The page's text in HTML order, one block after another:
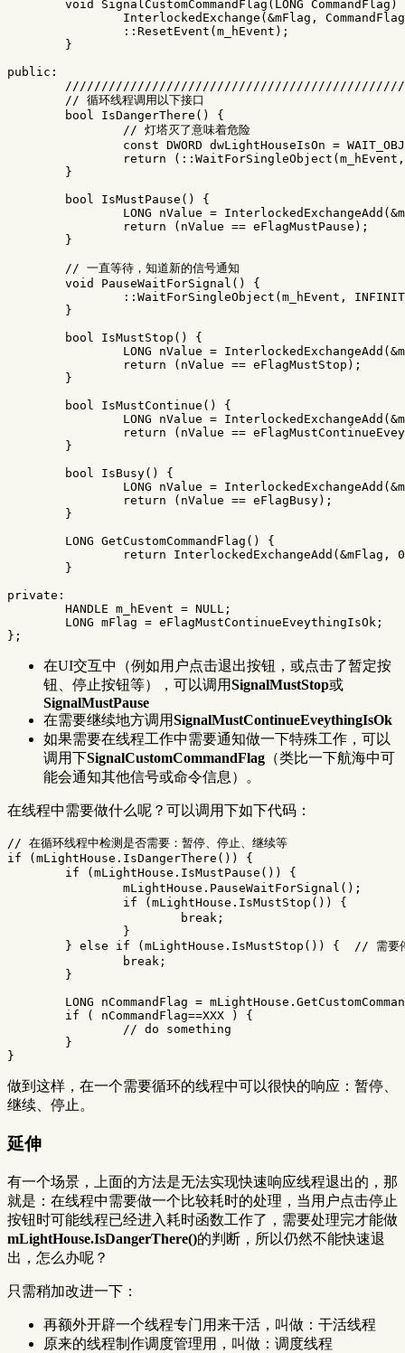
void SignalCustomCommandFlag ( LONG CommandFlag )
InterlockedExchange ( &mFlag ,
CommandFlag
:: ResetEvent ( m_hEvent );
}
public:
// 循环线程调用以下接口
bool
IsDangerThere ()
{
// 灯塔灭了意味着危险
const DWORD dwLightHouseIsOn =
return
( :: WaitForSingleObject ( m_hEvent ,
}
bool
IsMustPause ()
{
LONG
nValue = InterlockedExchangeAdd ( &
return
( nValue == eFlagMustPause );
}
// 一直等待，知道新的信号通知
void
PauseWaitForSignal ()
{
:: WaitForSingleObject ( m_hEvent ,
}
bool
IsMustStop ()
{
LONG
nValue = InterlockedExchangeAdd ( &
return
( nValue == eFlagMustStop );
}
bool
IsMustContinue ()
{
LONG
nValue = InterlockedExchangeAdd ( &
return
( nValue ==
}
bool
IsBusy()
{
LONG
nValue = InterlockedExchangeAdd ( &
return
( nValue == eFlagBusy);
}
LONG GetCustomCommandFlag ()
{
return
InterlockedExchangeAdd ( &mFlag ,
0
}
private:
HANDLE m_hEvent = NULL ;
LONG mFlag = eFlagMustContinueEveythingIsOk ;
};
在UI交互中（例如用户点击退出按钮，或点击了暂定按
钮、停止按钮等），可以调用SignalMustStop或
SignalMustPause
在需要继续地方调用SignalMustContinueEveythingIsOk
如果需要在线程工作中需要通知做一下特殊工作，可以
调用下SignalCustomCommandFlag （类比一下航海中可
能会通知其他信号或命令信息）。
在线程中需要做什么呢？可以调用下如下代码：
// 在循环线程中检测是否需要：暂停、停止、继续等
if
( mLightHouse . IsDangerThere ())
{
if
( mLightHouse . IsMustPause ())
{
mLightHouse . PauseWaitForSignal ();
if
( mLightHouse . IsMustStop ())
{
break ;
}
} else if ( mLightHouse . IsMustStop ()) {
// 需要
break ;
}
LONG
nCommandFlag = mLightHouse .
if
( nCommandFlag==XXX )
{
// do something
}
}
做到这样，在一个需要循环的线程中可以很快的响应：暂停、
继续、停止。
延伸
有一个场景，上面的方法是无法实现快速响应线程退出的，那
就是：在线程中需要做一个比较耗时的处理，当用户点击停止
按钮时可能线程已经进入耗时函数工作了，需要处理完才能做
mLightHouse.IsDangerThere()的判断，所以仍然不能快速退
出，怎么办呢？
只需稍加改进一下：
再额外开辟一个线程专门用来干活，叫做：干活线程
原来的线程制作调度管理用，叫做：调度线程